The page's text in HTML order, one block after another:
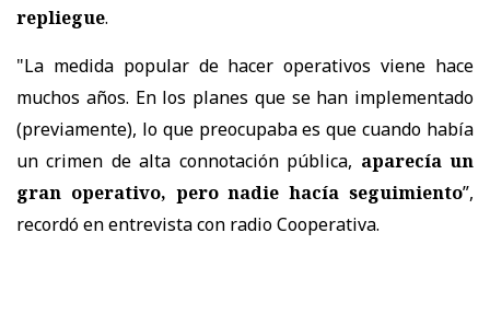
repliegue.
"La medida popular de hacer operativos viene hace
muchos años. En los planes que se han implementado
(previamente), lo que preocupaba es que cuando había
un crimen de alta connotación pública, aparecía un
gran operativo, pero nadie hacía seguimiento”,
recordó en entrevista con radio Cooperativa.